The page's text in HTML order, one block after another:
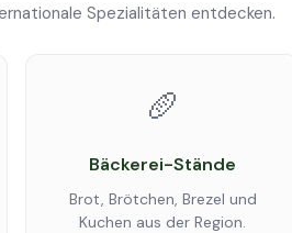
Spezialitäten entdecken.
🥖
Bäckerei-Stände
Brot, Brötchen, Brezel und
Kuchen aus der Region.